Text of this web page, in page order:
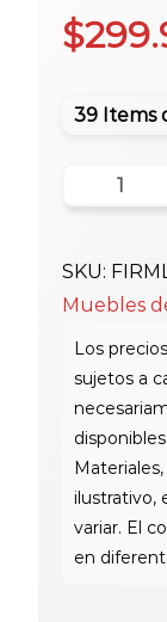
$
39 Items
Firplak
Mueb
Life
79X48
G/S
cantidad
SKU:
Muebles